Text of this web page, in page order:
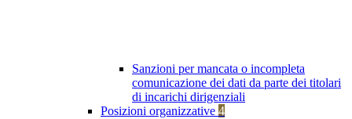
Sanzioni per mancata o incompleta
comunicazione dei dati da parte dei titolari
di incarichi dirigenziali
Posizioni organizzative 4